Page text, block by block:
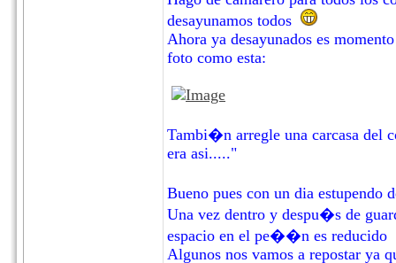
desayunamos todos
Ahora ya desayunados es
foto como esta:
Tambi�n arregle una carcasa del
era asi....."
Bueno pues con un dia
Una vez dentro y despu�s de
espacio en el pe��n es
Algunos nos vamos a repostar ya